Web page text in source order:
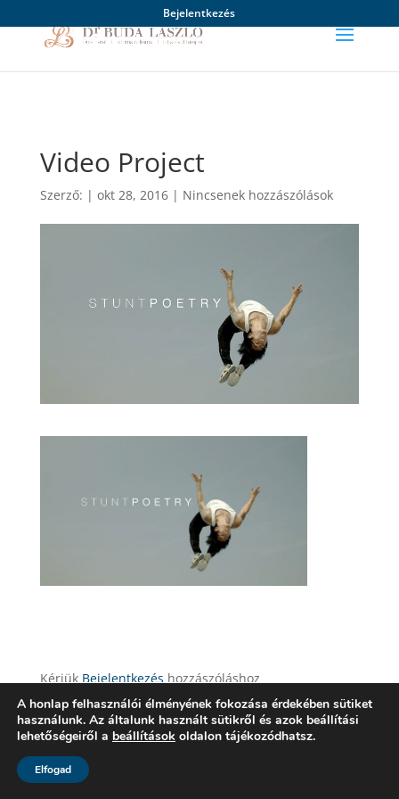
Bejelentkezés
Video Project
Szerző: | okt 28, 2016| Nincsenek hozzászólások
Kérjük Bejelentkezés hozzászóláshoz
A honlap felhasználói élményének fokozása érdekében sütiket
használunk. Az általunk használt sütikről és azok beállítási
lehetőségeiről a beállítások oldalon tájékozódhatsz.
Elfogad